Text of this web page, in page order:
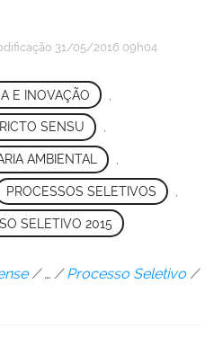
31/05/2016 09h04
E INOVAÇÃO
SENSU ,
AMBIENTAL
PROCESSOS SELETIVOS
SELETIVO 2015
/… /Processo Seletivo /